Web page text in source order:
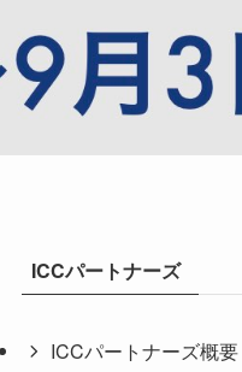
ICCパートナーズ
ICCパートナーズ概要